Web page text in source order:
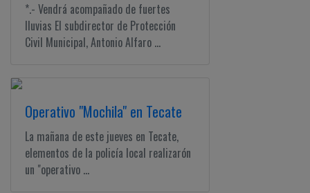
*.- Vendrá acompañado de fuertes
lluvias El subdirector de Protección
Civil Municipal, Antonio Alfaro ...
Operativo "Mochila" en Tecate
La mañana de este jueves en Tecate,
elementos de la policía local realizarón
un "operativo ...